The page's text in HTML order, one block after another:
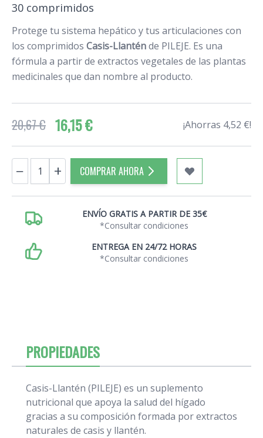
30 comprimidos
Protege tu sistema hepático y tus articulaciones con
los comprimidos Casis-Llanténde PILEJE. Es una
fórmula a partir de extractos vegetales de las plantas
medicinales que dan nombre al producto.
20,67 € 16,15 € ¡Ahorras 4,52 €!
Cantidad
− + COMPRAR AHORA
ENVÍO GRATIS A PARTIR DE 35€
*Consultar condiciones
ENTREGA EN 24/72 HORAS
*Consultar condiciones
PROPIEDADES
Casis-Llantén (PILEJE) es un suplemento
nutricional que apoya la salud del hígado
gracias a su composición formada por extractos
naturales de casis y llantén.